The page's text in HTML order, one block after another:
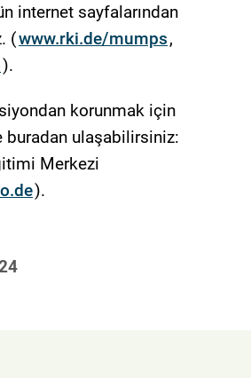
internet sayfalarından
(www.rki.de/mumps,
).
korunmak için
ulaşabilirsiniz:
Merkezi
).